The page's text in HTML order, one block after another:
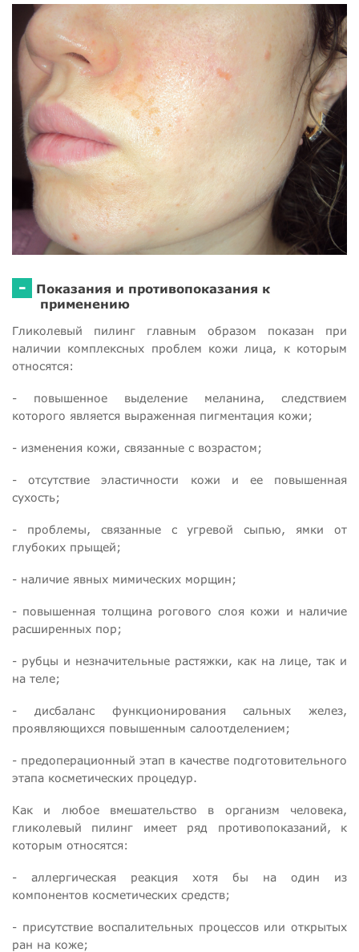
-
Показания и противопоказания к
применению
Гликолевый пилинг главным образом показан при
наличии комплексных проблем кожи лица, к которым
относятся:
- повышенное выделение меланина, следствием
которого является выраженная пигментация кожи;
- изменения кожи, связанные с возрастом;
- отсутствие эластичности кожи и ее повышенная
сухость;
- проблемы, связанные с угревой сыпью, ямки от
глубоких прыщей;
- наличие явных мимических морщин;
- повышенная толщина рогового слоя кожи и наличие
расширенных пор;
- рубцы и незначительные растяжки, как на лице, так и
на теле;
- дисбаланс функционирования сальных желез,
проявляющихся повышенным салоотделением;
- предоперационный этап в качестве подготовительного
этапа косметических процедур.
Как и любое вмешательство в организм человека,
гликолевый пилинг имеет ряд противопоказаний, к
которым относятся:
- аллергическая реакция хотя бы на один из
компонентов косметических средств;
- присутствие воспалительных процессов или открытых
ран на коже;